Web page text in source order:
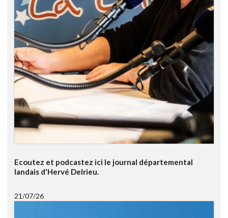
Ecoutez et podcastez ici le journal départemental
landais d'Hervé Delrieu.
21/07/26